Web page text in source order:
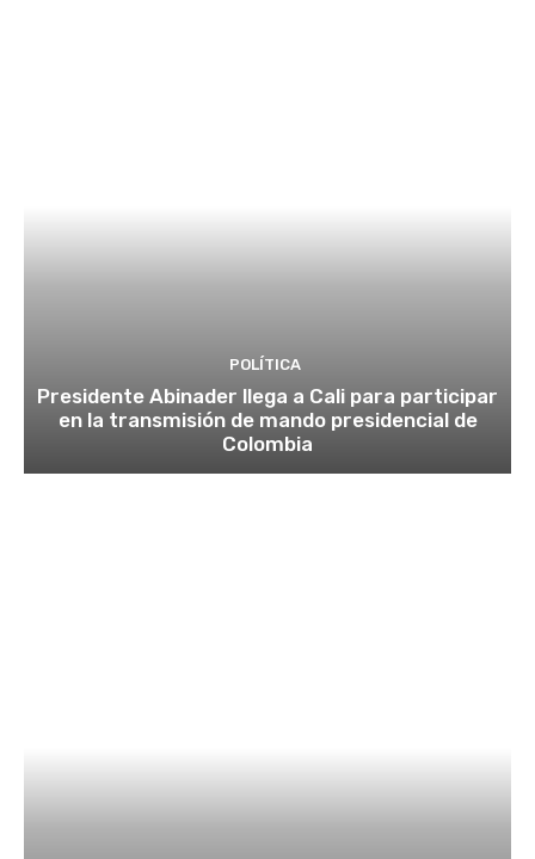
POLÍTICA
Presidente Abinader llega a Cali para participar
en la transmisión de mando presidencial de
Colombia